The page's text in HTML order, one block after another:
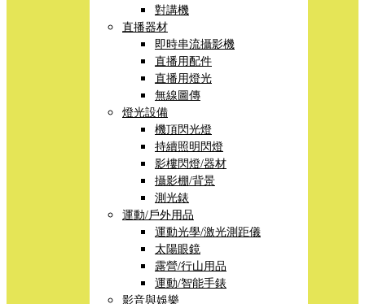
對講機
直播器材
即時串流攝影機
直播用配件
直播用燈光
無線圖傳
燈光設備
機頂閃光燈
持續照明閃燈
影樓閃燈/器材
攝影棚/背景
測光錶
運動/戶外用品
運動光學/激光測距儀
太陽眼鏡
露營/行山用品
運動/智能手錶
影音與娛樂